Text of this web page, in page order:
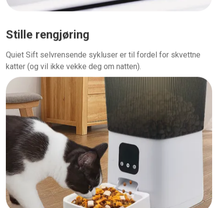
Stille rengjøring
Quiet Sift selvrensende sykluser er til fordel for skvettne
katter (og vil ikke vekke deg om natten).